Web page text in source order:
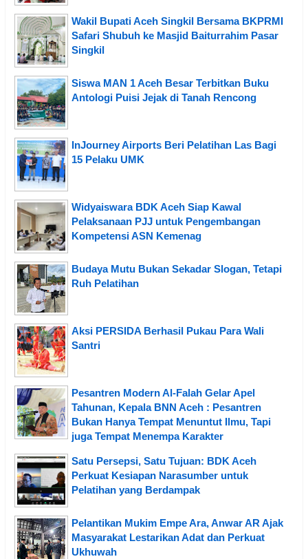
Wakil Bupati Aceh Singkil Bersama BKPRMI
Safari Shubuh ke Masjid Baiturrahim Pasar
Singkil
Siswa MAN 1 Aceh Besar Terbitkan Buku
Antologi Puisi Jejak di Tanah Rencong
InJourney Airports Beri Pelatihan Las Bagi
15 Pelaku UMK
Widyaiswara BDK Aceh Siap Kawal
Pelaksanaan PJJ untuk Pengembangan
Kompetensi ASN Kemenag
Budaya Mutu Bukan Sekadar Slogan, Tetapi
Ruh Pelatihan
Aksi PERSIDA Berhasil Pukau Para Wali
Santri
Pesantren Modern Al-Falah Gelar Apel
Tahunan, Kepala BNN Aceh : Pesantren
Bukan Hanya Tempat Menuntut Ilmu, Tapi
juga Tempat Menempa Karakter
Satu Persepsi, Satu Tujuan: BDK Aceh
Perkuat Kesiapan Narasumber untuk
Pelatihan yang Berdampak
Pelantikan Mukim Empe Ara, Anwar AR Ajak
Masyarakat Lestarikan Adat dan Perkuat
Ukhuwah